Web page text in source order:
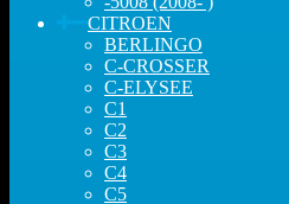
CITROEN
BERLINGO
C-CROSSER
C-ELYSEE
C1
C2
C3
C4
C5